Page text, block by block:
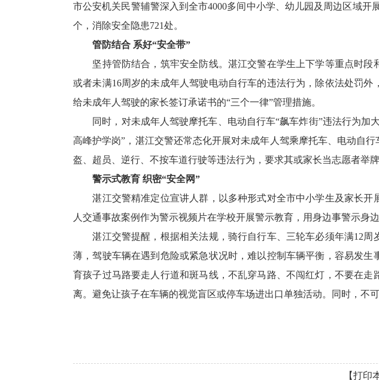
市公安机关民警辅警深入到全市4000多间中小学、幼儿园及周边区域
个，消除安全隐患721处。
管防结合 系好“安全带”
坚持管防结合，筑牢安全防线。湛江交警在学生上下学等重点时
或者未满16周岁的未成年人驾驶电动自行车的违法行为，除依法处罚
给未成年人驾驶的家长签订承诺书的“三个一律”管理措施。
同时，对未成年人驾驶摩托车、电动自行车“飙车炸街”违法行为
高峰护学岗”，湛江交警还常态化开展对未成年人驾乘摩托车、电动自
盔、超员、逆行、不按车道行驶等违法行为，要求其或家长当志愿者举
警示式教育 织密“安全网”
湛江交警精准定位宣讲人群，以多种形式对全市中小学生及家长
人交通事故案例作为警示视频片在学校开展警示教育，用身边事警示身边
湛江交警提醒，根据相关法规，骑行自行车、三轮车必须年满12
薄，驾驶车辆在遇到危险或紧急状况时，难以控制车辆平衡，容易发
育孩子过马路要走人行道和斑马线，不乱穿马路、不闯红灯，不要在
离。避免让孩子在车辆的视觉盲区或停车场进出口单独活动。同时，不
【打印